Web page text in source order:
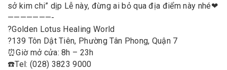
sở kim chi” dịp Lễ này, đừng ai bỏ qua địa điểm này nhé❤
———————-
?Golden Lotus Healing World
?139 Tôn Dật Tiên, Phường Tân Phong, Quận 7
⏰Giờ mở cửa: 8h – 23h
☎️Tel: (028) 3823 9000